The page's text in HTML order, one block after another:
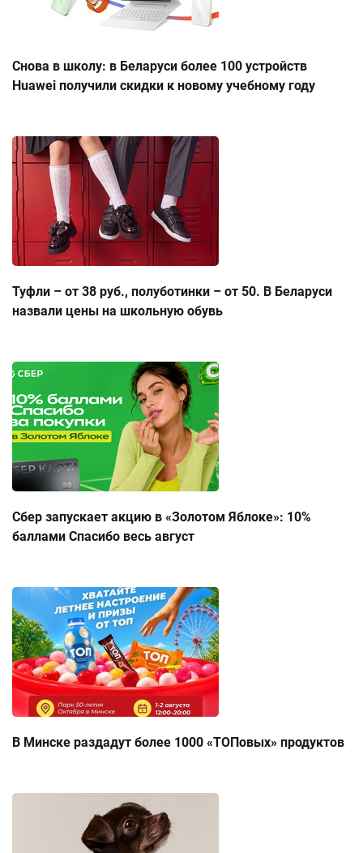
Снова в школу: в Беларуси более 100 устройств
Huawei получили скидки к новому учебному году
Туфли – от 38 руб., полуботинки – от 50. В Беларуси
назвали цены на школьную обувь
Сбер запускает акцию в «Золотом Яблоке»: 10%
баллами Спасибо весь август
В Минске раздадут более 1000 «ТОПовых» продуктов